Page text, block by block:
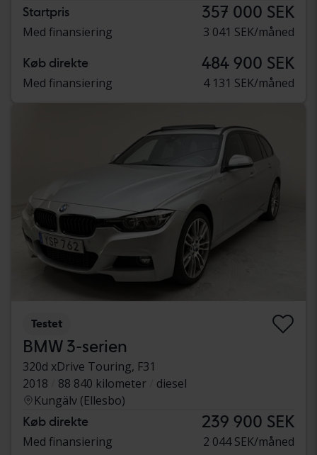
Startpris 357 000 SEK
Med finansiering 3 041 SEK/måned
Køb direkte 484 900 SEK
Med finansiering 4 131 SEK/måned
Testet
BMW 3-serien
320d xDrive Touring, F31
2018
88 840 kilometer
diesel
Kungälv (Ellesbo)
Køb direkte 239 900 SEK
Med finansiering 2 044 SEK/måned